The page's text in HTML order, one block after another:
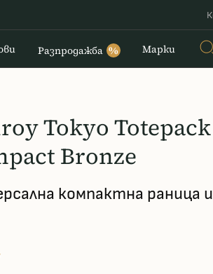
Разпродажба % Марки
Tokyo Totepack
Bronze
компактна раница